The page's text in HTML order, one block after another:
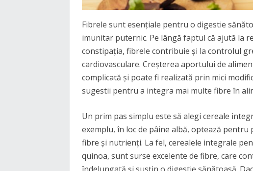
Fibrele sunt esențiale pentru o digestie
imunitar puternic. Pe lângă faptul că ajută la
constipația, fibrele contribuie și la controlul
cardiovasculare. Creșterea aportului de
complicată și poate fi realizată prin mici
sugestii pentru a integra mai multe fibre în
Un prim pas simplu este să alegi cereale
exemplu, în loc de pâine albă, optează
fibre și nutrienți. La fel, cerealele integrale
quinoa, sunt surse excelente de fibre, care
îndelungată și susțin o digestie sănătoasă.